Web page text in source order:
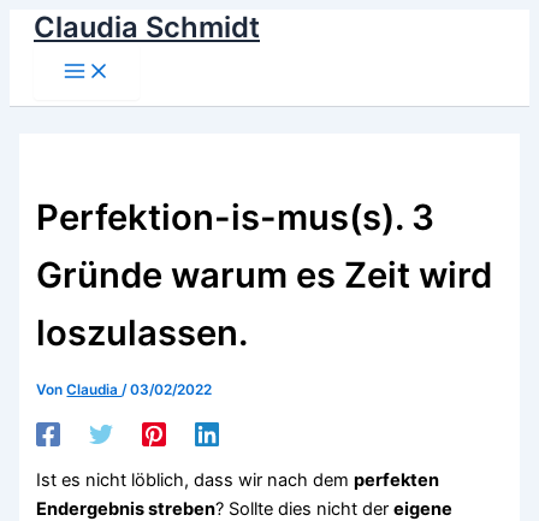
Zum
springen
Claudia Schmidt
Main
Menu
Perfektion-is-mus(s). 3
Gründe warum es Zeit wird
loszulassen.
VonClaudia/03/02/2022
Ist es nicht löblich, dass wir nach demperfekten
Endergebnis streben? Sollte dies nicht dereigene